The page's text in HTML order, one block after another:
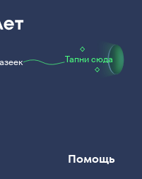
Тапни сюда
Помощь